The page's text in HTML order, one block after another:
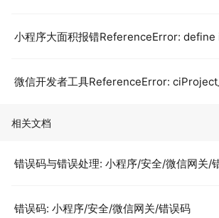
小程序大面积报错ReferenceError: define is
微信开发者工具ReferenceError: ciProject_1 is
相关文档
错误码与错误处理: 小程序/安全/微信网关/
错误码: 小程序/安全/微信网关/错误码